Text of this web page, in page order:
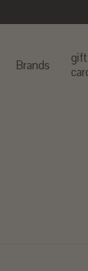
Brands
gift